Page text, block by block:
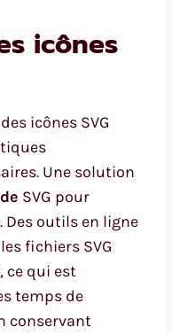
icônes
icônes SVG
Une solution
SVG pour
outils en ligne
fichiers SVG
ce qui est
temps de
conservant